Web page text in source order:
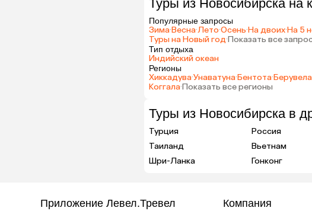
Туры из Новосибирска на
Популярные запросы
Зима·Весна·Лето·Осень·На двоих·На 5
Туры на Новый год·Показать все
Тип отдыха
Индийский океан
Регионы
Хиккадува·Унаватуна·Бентота·Берувела
Коггала·Показать все регионы
Туры из Новосибирска в
Турция Россия
Таиланд
Вьетнам
Шри-Ланка
Гонконг
Приложение Левел.Тревел Компания